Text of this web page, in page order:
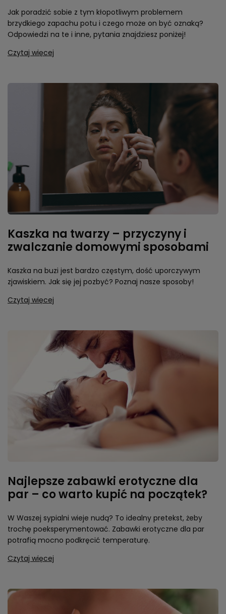
Jak poradzić sobie z tym kłopotliwym problemem
brzydkiego zapachu potu i czego może on być oznaką?
Odpowiedzi na te i inne, pytania znajdziesz poniżej!
Czytaj więcej
Kaszka na twarzy – przyczyny i
zwalczanie domowymi sposobami
Kaszka na buzi jest bardzo częstym, dość uporczywym
zjawiskiem. Jak się jej pozbyć? Poznaj nasze sposoby!
Czytaj więcej
Najlepsze zabawki erotyczne dla
par – co warto kupić na początek?
W Waszej sypialni wieje nudą? To idealny pretekst, żeby
trochę poeksperymentować. Zabawki erotyczne dla par
potrafią mocno podkręcić temperaturę.
Czytaj więcej